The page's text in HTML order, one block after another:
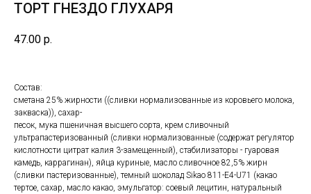
ТОРТ ГНЕЗДО ГЛУХАРЯ
47.00 р.
Состав:
сметана 25% жирности ((сливки нормализованные из коровьего молока,
закваска)), сахар-
песок, мука пшеничная высшего сорта, крем сливочный
ультрапастеризованный (сливки нормализованные (содержат регулятор
кислотности цитрат калия 3-замещенный), стабилизаторы - гуаровая
камедь, каррагинан), яйца куриные, масло сливочное 82,5% жирн
(сливки пастеризованные), темный шоколад Sikao 811-E4-U71 (какао
тертое, сахар, масло какао, эмульгатор: соевый лецитин, натуральный